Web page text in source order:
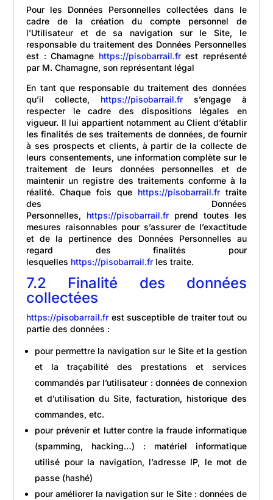
Pour les Données Personnelles collectées dans le
cadre de la création du compte personnel de
l’Utilisateur et de sa navigation sur le Site, le
responsable du traitement des Données Personnelles
est : Chamagne https://pisobarrail.fr est représenté
par M. Chamagne, son représentant légal
En tant que responsable du traitement des données
qu’il collecte,
https://pisobarrail.fr
s’engage à
respecter le cadre des dispositions légales en
vigueur. Il lui appartient notamment au Client d’établir
les finalités de ses traitements de données, de fournir
à ses prospects et clients, à partir de la collecte de
leurs consentements, une information complète sur le
traitement de leurs données personnelles et de
maintenir un registre des traitements conforme à la
réalité. Chaque fois que https://pisobarrail.fr traite
des Données
Personnelles,
https://pisobarrail.fr prend toutes les
mesures raisonnables pour s’assurer de l’exactitude
et de la pertinence des Données Personnelles au
regard des finalités pour
lesquelles https://pisobarrail.fr les traite.
7.2 Finalité des données
collectées
https://pisobarrail.fr est susceptible de traiter tout ou
partie des données :
pour permettre la navigation sur le Site et la gestion
et la traçabilité des prestations et services
commandés par l’utilisateur : données de connexion
et d’utilisation du Site, facturation, historique des
commandes, etc.
pour prévenir et lutter contre la fraude informatique
(spamming, hacking…) : matériel informatique
utilisé pour la navigation, l’adresse IP, le mot de
passe (hashé)
pour améliorer la navigation sur le Site : données de